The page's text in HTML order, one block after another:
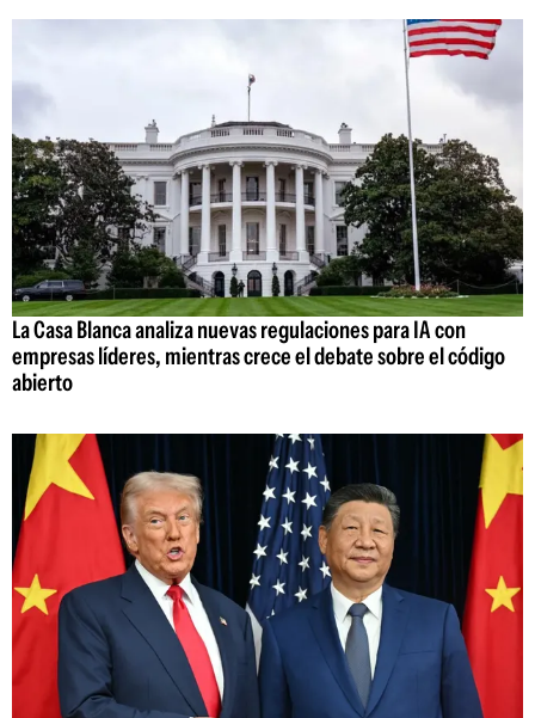
La Casa Blanca analiza nuevas regulaciones para IA con
empresas líderes, mientras crece el debate sobre el código
abierto